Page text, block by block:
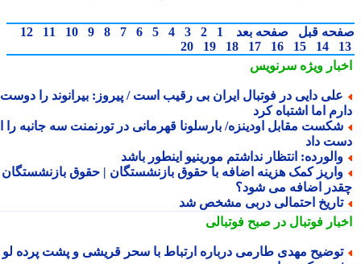
قبل صفحه بعد 1
2
3
4
5
6
7
8
9
10
11
12
14
15
16
17
18
19
20
ویژهسرنویس
دایی در فوتبال ایران بی رقیب است / پیروز: بیرانوند را دوست
اما اشتباه کرد
مقابل اودینزه/ بارسلونا قهرمانی در تورنمنت سه جانبه را از
داد
انتظار نداشتم مورینیو اینطور باشد
کمک هزینه اضافه با حقوق بازنشستگان | حقوق بازنشستگان
اضافه می شود؟
احتمالی دربی مشخص شد
فوتبال در صبح فوتبالی
مهدی طارمی درباره ارتباط با سحر قریشی و پشت پرده لو